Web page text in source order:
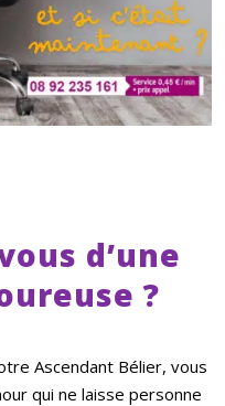
d’une
?
Ascendant Bélier, vous
qui ne laisse personne